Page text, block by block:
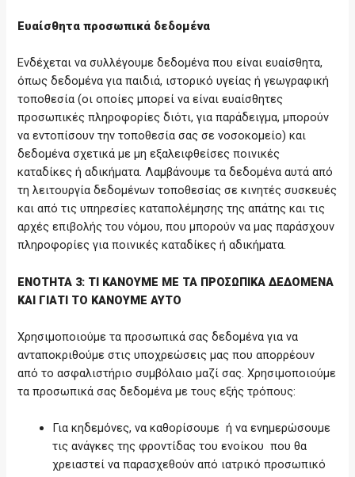
Ευαίσθητα προσωπικά δεδομένα
Ενδέχεται να συλλέγουμε δεδομένα που είναι ευαίσθητα,
όπως δεδομένα για παιδιά, ιστορικό υγείας ή γεωγραφική
τοποθεσία (οι οποίες μπορεί να είναι ευαίσθητες
προσωπικές πληροφορίες διότι, για παράδειγμα, μπορούν
να εντοπίσουν την τοποθεσία σας σε νοσοκομείο) και
δεδομένα σχετικά με μη εξαλειφθείσες ποινικές
καταδίκες ή αδικήματα. Λαμβάνουμε τα δεδομένα αυτά από
τη λειτουργία δεδομένων τοποθεσίας σε κινητές συσκευές
και από τις υπηρεσίες καταπολέμησης της απάτης και τις
αρχές επιβολής του νόμου, που μπορούν να μας παράσχουν
πληροφορίες για ποινικές καταδίκες ή αδικήματα.
ΕΝΟΤΗΤΑ 3: ΤΙ ΚΑΝΟΥΜΕ ΜΕ ΤΑ ΠΡΟΣΩΠΙΚΑ ΔΕΔΟΜΕΝΑ
ΚΑΙ ΓΙΑΤΙ ΤΟ ΚΑΝΟΥΜΕ ΑΥΤΟ
Χρησιμοποιούμε τα προσωπικά σας δεδομένα για να
ανταποκριθούμε στις υποχρεώσεις μας που απορρέουν
από το ασφαλιστήριο συμβόλαιο μαζί σας. Χρησιμοποιούμε
τα προσωπικά σας δεδομένα με τους εξής τρόπους:
Για κηδεμόνες, να καθορίσουμε ή να ενημερώσουμε
τις ανάγκες της φροντίδας του ενοίκου που θα
χρειαστεί να παρασχεθούν από ιατρικό προσωπικό